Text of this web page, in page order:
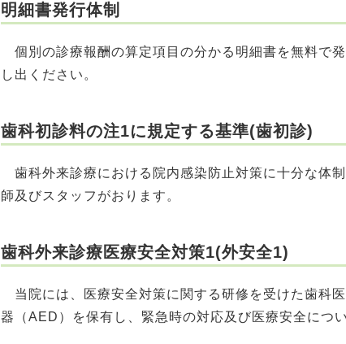
明細書発行体制
個別の診療報酬の算定項目の分かる明細書を無料で
し出ください。
歯科初診料の注1に規定する基準(歯初診)
歯科外来診療における院内感染防止対策に十分な体
師及びスタッフがおります。
歯科外来診療医療安全対策1(外安全1)
当院には、医療安全対策に関する研修を受けた歯科
器（AED）を保有し、緊急時の対応及び医療安全につ